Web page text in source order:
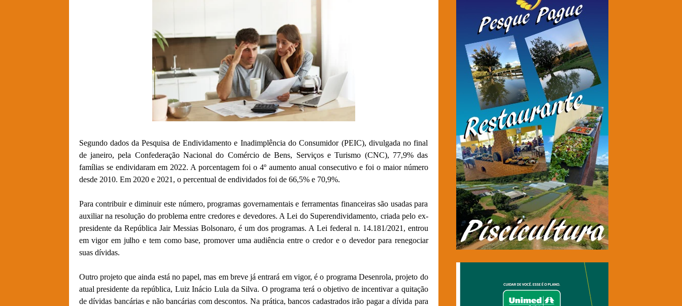
Segundo dados da Pesquisa de Endividamento e Inadimplência do Consumidor (PEIC), divulgada no final
de janeiro, pela Confederação Nacional do Comércio de Bens, Serviços e Turismo (CNC), 77,9% das
famílias se endividaram em 2022. A porcentagem foi o 4º aumento anual consecutivo e foi o maior número
desde 2010. Em 2020 e 2021, o percentual de endividados foi de 66,5% e 70,9%.
Para contribuir e diminuir este número, programas governamentais e ferramentas financeiras são usadas para
auxiliar na resolução do problema entre credores e devedores. A Lei do Superendividamento, criada pelo ex-
presidente da República Jair Messias Bolsonaro, é um dos programas. A Lei federal n. 14.181/2021, entrou
em vigor em julho e tem como base, promover uma audiência entre o credor e o devedor para renegociar
suas dívidas.
Outro projeto que ainda está no papel, mas em breve já entrará em vigor, é o programa Desenrola, projeto do
atual presidente da república, Luiz Inácio Lula da Silva. O programa terá o objetivo de incentivar a quitação
de dívidas bancárias e não bancárias com descontos. Na prática, bancos cadastrados irão pagar a dívida para